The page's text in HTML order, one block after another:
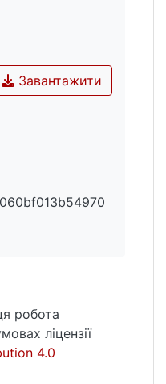
Завантажити
робота
ліцензії
4.0